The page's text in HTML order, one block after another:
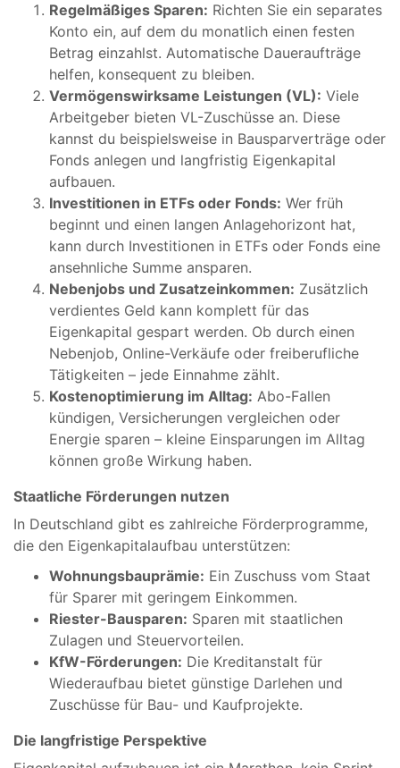
Regelmäßiges Sparen: Richten Sie ein separates
Konto ein, auf dem du monatlich einen festen
Betrag einzahlst. Automatische Daueraufträge
helfen, konsequent zu bleiben.
Vermögenswirksame Leistungen (VL): Viele
Arbeitgeber bieten VL-Zuschüsse an. Diese
kannst du beispielsweise in Bausparverträge oder
Fonds anlegen und langfristig Eigenkapital
aufbauen.
Investitionen in ETFs oder Fonds: Wer früh
beginnt und einen langen Anlagehorizont hat,
kann durch Investitionen in ETFs oder Fonds eine
ansehnliche Summe ansparen.
Nebenjobs und Zusatzeinkommen: Zusätzlich
verdientes Geld kann komplett für das
Eigenkapital gespart werden. Ob durch einen
Nebenjob, Online-Verkäufe oder freiberufliche
Tätigkeiten – jede Einnahme zählt.
Kostenoptimierung im Alltag: Abo-Fallen
kündigen, Versicherungen vergleichen oder
Energie sparen – kleine Einsparungen im Alltag
können große Wirkung haben.
Staatliche Förderungen nutzen
In Deutschland gibt es zahlreiche Förderprogramme,
die den Eigenkapitalaufbau unterstützen:
Wohnungsbauprämie: Ein Zuschuss vom Staat
für Sparer mit geringem Einkommen.
Riester-Bausparen: Sparen mit staatlichen
Zulagen und Steuervorteilen.
KfW-Förderungen: Die Kreditanstalt für
Wiederaufbau bietet günstige Darlehen und
Zuschüsse für Bau- und Kaufprojekte.
Die langfristige Perspektive